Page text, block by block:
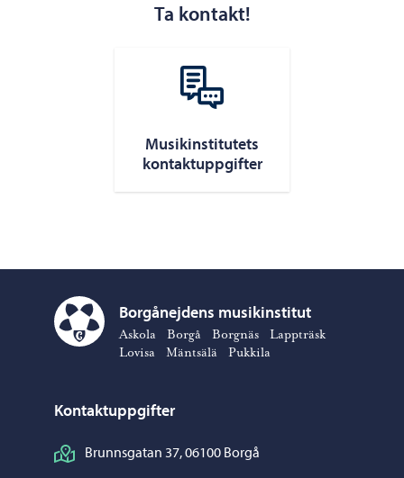
Ta kontakt!
Musikinstitutets
kontaktuppgifter
Borgånejdens musikinstitut – Gå till startsidan
Borgånejdens musikinstitut
Askola Borgå Borgnäs
Lappträsk
Lovisa
Mäntsälä Pukkila
Kontaktuppgifter
Brunnsgatan 37, 06100 Borgå